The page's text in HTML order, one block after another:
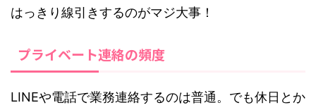
はっきり線引きするのがマジ大事！
プライベート連絡の頻度
LINEや電話で業務連絡するのは普通。でも休日とか